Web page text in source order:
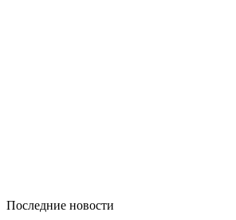
Последние новости